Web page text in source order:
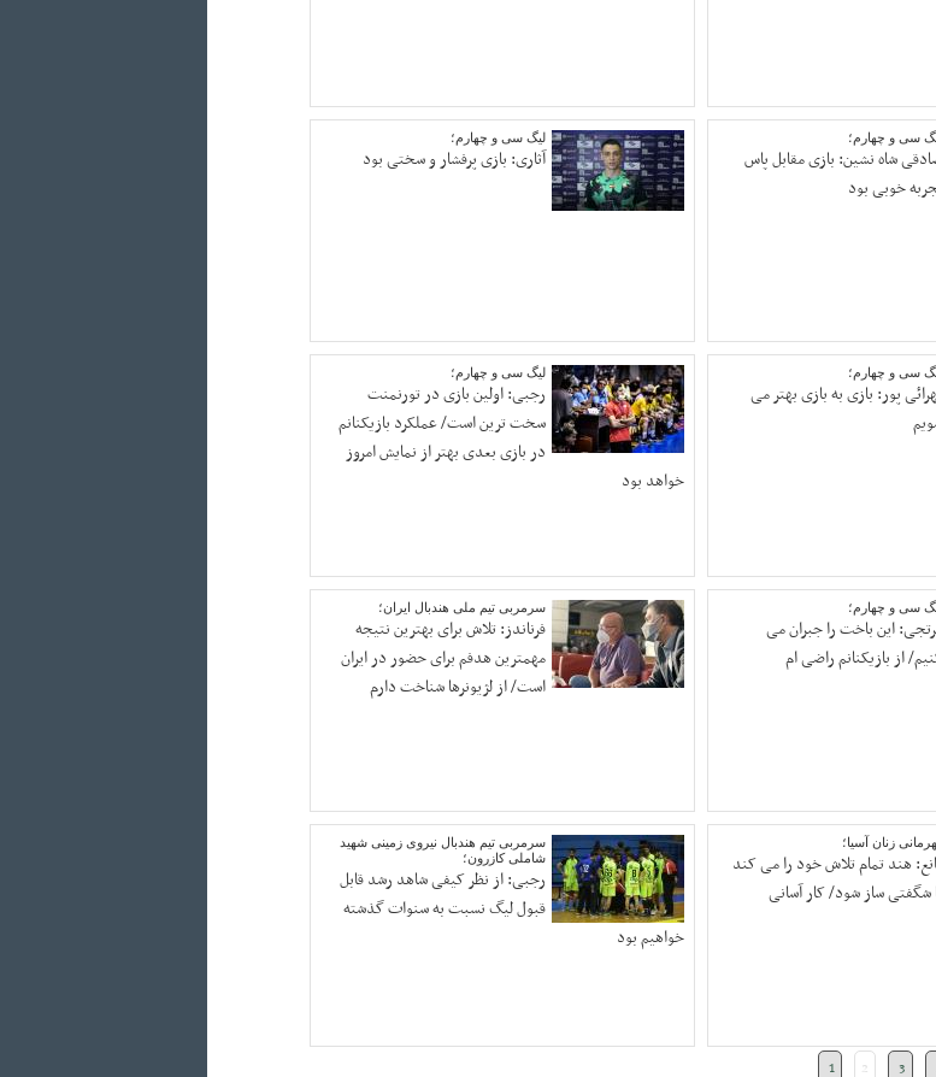
سی و چهارم؛
شاه نشین: بازی مقابل پاس
خوبی بود
لیگ سی و چهارم؛
آثاری: بازی پرفشار و سختی بود
سی و چهارم؛
پور: بازی به بازی بهتر می
لیگ سی و چهارم؛
رجبی: اولین بازی در تورنمنت
سخت ترین است/ عملکرد بازیکنانم
در بازی بعدی بهتر از نمایش امروز
خواهد بود
سی و چهارم؛
این باخت را جبران می
از بازیکنانم راضی ام
سرمربی تیم ملی هندبال ایران؛
فرناندز: تلاش برای بهترین نتیجه
مهمترین هدفم برای حضور در ایران
است/ از لژیونرها شناخت دارم
زنان آسیا؛
هند تمام تلاش خود را می کند
شگفتی ساز شود/ کار آسانی
سرمربی تیم هندبال نیروی زمینی شهید
شاملی کازرون؛
رجبی: از نظر کیفی شاهد رشد قابل
قبول لیگ نسبت به سنوات گذشته
خواهیم بود
1 2 3